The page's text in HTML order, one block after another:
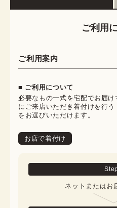
ご利用
ご利用案内
■ ご利用について
必要なもの一式を宅配でお届
にご来店いただき着付けを行
をお選びいただけます。
お店で着付け
ネットまたはお